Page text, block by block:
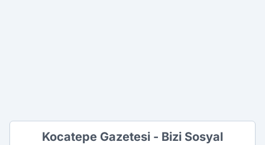
Kocatepe Gazetesi - Bizi Sosyal